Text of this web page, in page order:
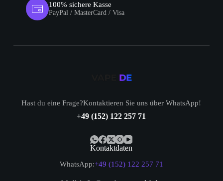
100% sichere Kasse
PayPal / MasterCard / Visa
Hast du eine Frage?Kontaktieren Sie uns über WhatsApp!
+49 (152) 122 257 71
Kontaktdaten
WhatsApp:+49 (152) 122 257 71